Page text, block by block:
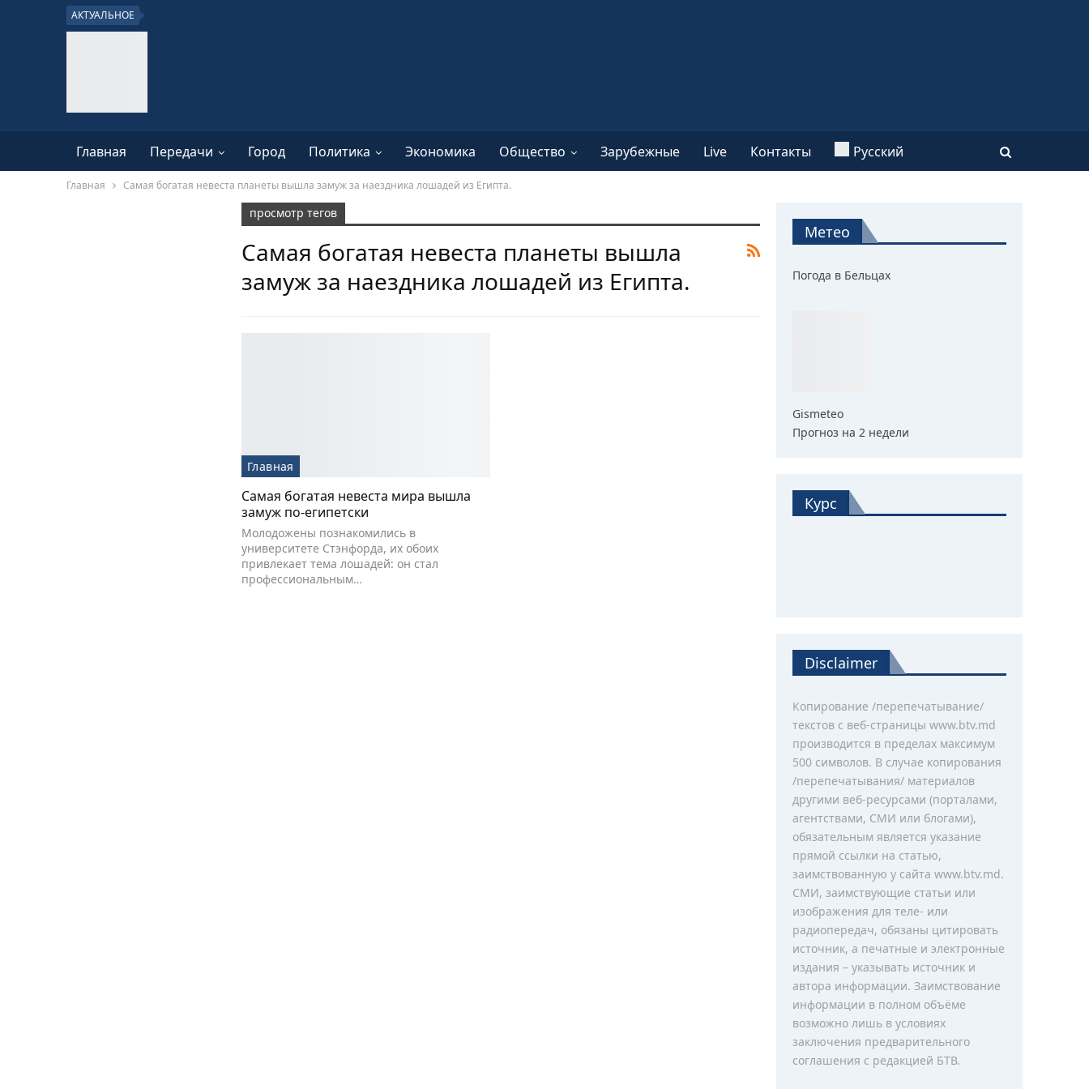
АКТУАЛЬНОЕ
Главная Передачи Город Политика Экономика Общество Зарубежные Live Контакты Русский
Главная Самая богатая невеста планеты вышла замуж за наездника лошадей из Египта.
просмотр тегов
Самая богатая невеста планеты вышла
замуж за наездника лошадей из Египта.
Главная
Самая богатая невеста мира вышла
замуж по-египетски
Молодожены познакомились в
университете Стэнфорда, их обоих
привлекает тема лошадей: он стал
профессиональным…
Метео
Погода в Бельцах
Gismeteo
Прогноз на 2 недели
Курс
Disclaimer
Копирование /перепечатывание/
текстов с веб-страницы www.btv.md
производится в пределах максимум
500 символов. В случае копирования
/перепечатывания/ материалов
другими веб-ресурсами (порталами,
агентствами, СМИ или блогами),
обязательным является указание
прямой ссылки на статью,
заимствованную у сайта www.btv.md.
СМИ, заимствующие статьи или
изображения для теле- или
радиопередач, обязаны цитировать
источник, а печатные и электронные
издания – указывать источник и
автора информации. Заимствование
информации в полном объёме
возможно лишь в условиях
заключения предварительного
соглашения с редакцией БТВ.